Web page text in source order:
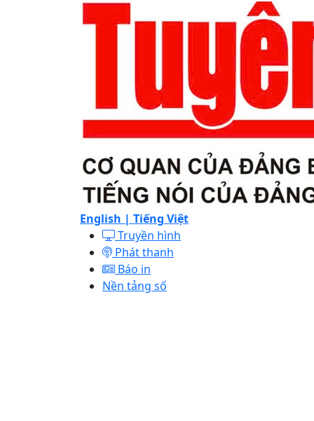
English | Tiếng Việt
Truyền hình
Phát thanh
Báo in
Nền tảng số